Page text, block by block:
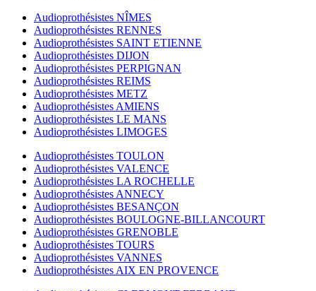
Audioprothésistes NÎMES
Audioprothésistes RENNES
Audioprothésistes SAINT ETIENNE
Audioprothésistes DIJON
Audioprothésistes PERPIGNAN
Audioprothésistes REIMS
Audioprothésistes METZ
Audioprothésistes AMIENS
Audioprothésistes LE MANS
Audioprothésistes LIMOGES
Audioprothésistes TOULON
Audioprothésistes VALENCE
Audioprothésistes LA ROCHELLE
Audioprothésistes ANNECY
Audioprothésistes BESANÇON
Audioprothésistes BOULOGNE-BILLANCOURT
Audioprothésistes GRENOBLE
Audioprothésistes TOURS
Audioprothésistes VANNES
Audioprothésistes AIX EN PROVENCE